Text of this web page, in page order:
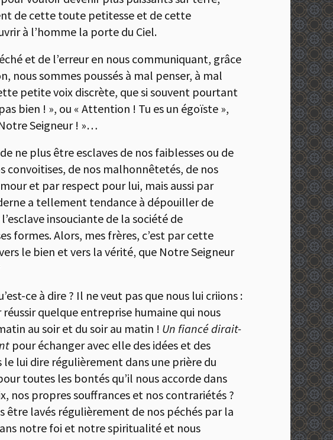
de cette toute petitesse et de cette
à l’homme la porte du Ciel.
et de l’erreur en nous communiquant, grâce
nous sommes poussés à mal penser, à mal
petite voix discrète, que si souvent pourtant
bien ! », ou « Attention ! Tu es un égoïste »,
Seigneur ! »…
ne plus être esclaves de nos faiblesses ou de
convoitises, de nos malhonnêtetés, de nos
et par respect pour lui, mais aussi par
a tellement tendance à dépouiller de
insouciante de la société de
formes. Alors, mes frères, c’est par cette
le bien et vers la vérité‚ que Notre Seigneur
ce à dire ? Il ne veut pas que nous lui criions :
quelque entreprise humaine qui nous
au soir et du soir au matin ! Un fiancé dirait-
pour échanger avec elle des idées et des
lui dire régulièrement dans une prière du
toutes les bontés qu’il nous accorde dans
nos propres souffrances et nos contrariétés ?
être lavés régulièrement de nos péchés par la
notre foi et notre spiritualité et nous